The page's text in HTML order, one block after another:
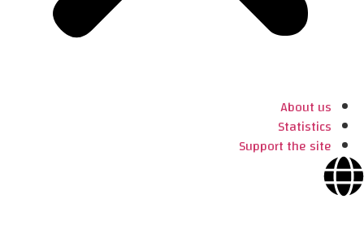
About us
Statistics
Support the site